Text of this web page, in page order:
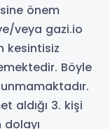
önem
veya gazi.io
kesintisiz
Böyle
aldığı 3. kişi